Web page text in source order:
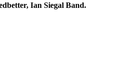
Ian Siegal Band.